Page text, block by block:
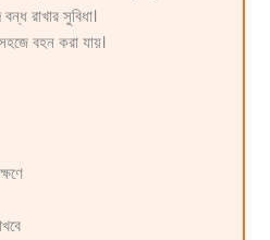
রাখার সুবিধা।
বহন করা যায়।